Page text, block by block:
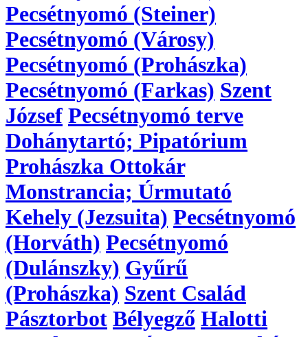
Pecsétnyomó (Steiner)
Pecsétnyomó (Városy)
Pecsétnyomó (Prohászka)
Pecsétnyomó (Farkas) Szent
József Pecsétnyomó terve
Dohánytartó; Pipatórium
Prohászka Ottokár
Monstrancia; Úrmutató
Kehely (Jezsuita) Pecsétnyomó
(Horváth) Pecsétnyomó
(Dulánszky) Gyűrű
(Prohászka) Szent Család
Pásztorbot Bélyegző Halotti